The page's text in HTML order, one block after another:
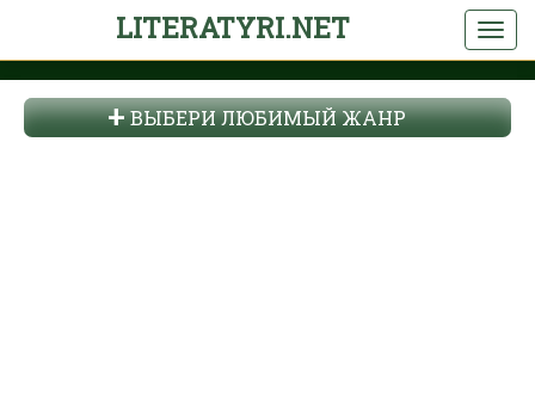
LITERATYRI.NET
ВЫБЕРИ ЛЮБИМЫЙ ЖАНР